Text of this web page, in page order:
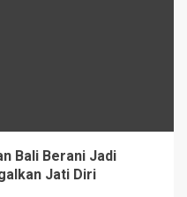
Bali Berani Jadi
Jati Diri